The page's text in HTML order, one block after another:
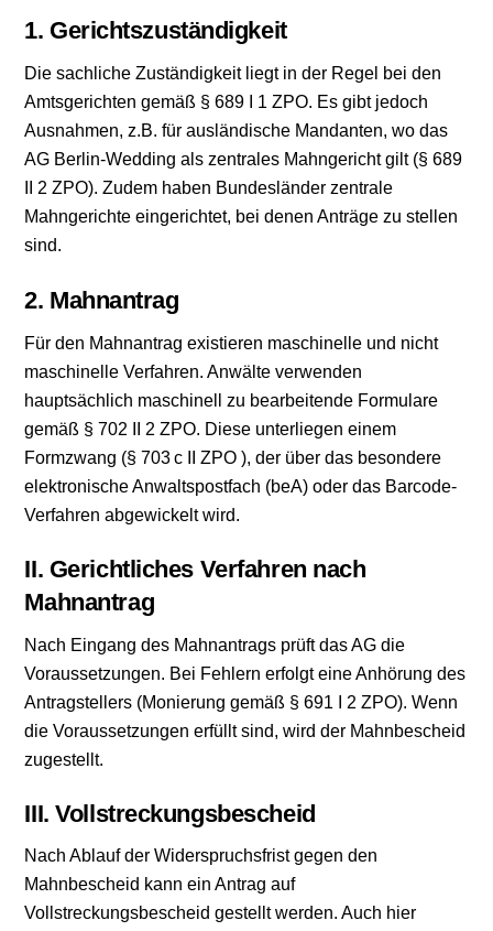
1. Gerichtszuständigkeit
Die sachliche Zuständigkeit liegt in der Regel bei den
Amtsgerichten gemäß § 689 I 1 ZPO. Es gibt jedoch
Ausnahmen, z.B. für ausländische Mandanten, wo das
AG Berlin-Wedding als zentrales Mahngericht gilt (§ 689
II 2 ZPO). Zudem haben Bundesländer zentrale
Mahngerichte eingerichtet, bei denen Anträge zu stellen
sind.
2. Mahnantrag
Für den Mahnantrag existieren maschinelle und nicht
maschinelle Verfahren. Anwälte verwenden
hauptsächlich maschinell zu bearbeitende Formulare
gemäß § 702 II 2 ZPO. Diese unterliegen einem
Formzwang (§ 703 c II ZPO ), der über das besondere
elektronische Anwaltspostfach (beA) oder das Barcode-
Verfahren abgewickelt wird.
II. Gerichtliches Verfahren nach
Mahnantrag
Nach Eingang des Mahnantrags prüft das AG die
Voraussetzungen. Bei Fehlern erfolgt eine Anhörung des
Antragstellers (Monierung gemäß § 691 I 2 ZPO). Wenn
die Voraussetzungen erfüllt sind, wird der Mahnbescheid
zugestellt.
III. Vollstreckungsbescheid
Nach Ablauf der Widerspruchsfrist gegen den
Mahnbescheid kann ein Antrag auf
Vollstreckungsbescheid gestellt werden. Auch hier